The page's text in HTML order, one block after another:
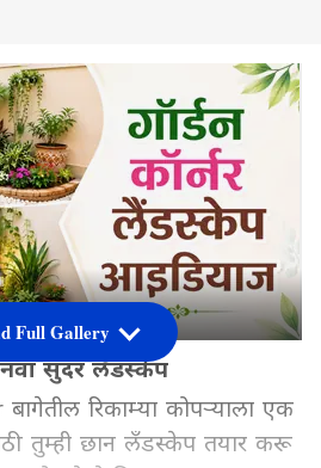
सुंदर लँडस्केप
रिकाम्या कोपऱ्याला एक
तुम्ही छान लँडस्केप तयार करू
Full Gallery